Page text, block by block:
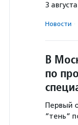
3
Новости ·
В
по
Первый
“тень“